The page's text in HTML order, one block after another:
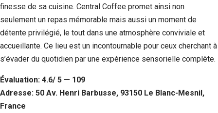
finesse de sa cuisine. Central Coffee promet ainsi non
seulement un repas mémorable mais aussi un moment de
détente privilégié, le tout dans une atmosphère conviviale et
accueillante. Ce lieu est un incontournable pour ceux cherchant à
s’évader du quotidien par une expérience sensorielle complète.
Évaluation: 4.6/ 5 — 109
Adresse: 50 Av. Henri Barbusse, 93150 Le Blanc-Mesnil,
France